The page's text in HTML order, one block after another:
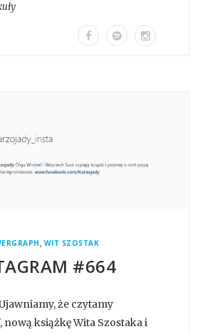
, WIT SZOSTAK
#664
że czytamy
nową książkę Wita Szostaka i